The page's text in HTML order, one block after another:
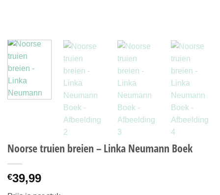
Noorse truien breien – Linka Neumann Boek
€39,99